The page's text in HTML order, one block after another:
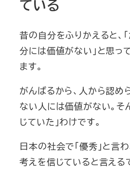
ている
昔の自分をふりかえると、
分には価値がない」と思っ
ます。
がんばるから、人から認め
ない人には価値がない。そ
じていた」わけです。
日本の社会で「優秀」と言
考えを信じていると言える